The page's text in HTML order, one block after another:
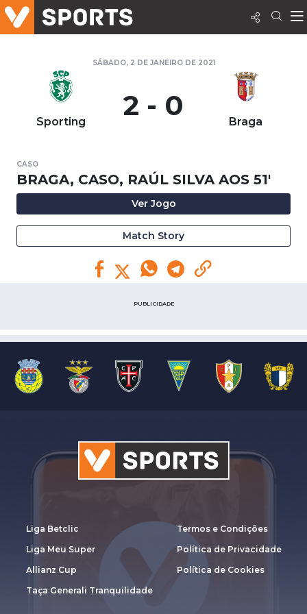
SÁBADO, 2 DE JANEIRO DE 2021
Sporting 2 - 0 Braga
CASO
BRAGA, CASO, RAÚL SILVA AOS 51'
Ver Jogo
Match Story
PUBLICIDADE
Liga Betclic
Liga Meu Super
Allianz Cup
Taça Generali Tranquilidade
Termos e Condições
Política de Privacidade
Política de Cookies